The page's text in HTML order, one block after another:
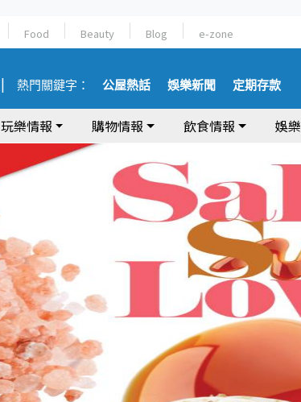
Food Beauty Blog e-zone
熱門關鍵字： 公屋熱話 娛樂新聞 定期存款
玩樂情報 購物情報 飲食情報 娛樂